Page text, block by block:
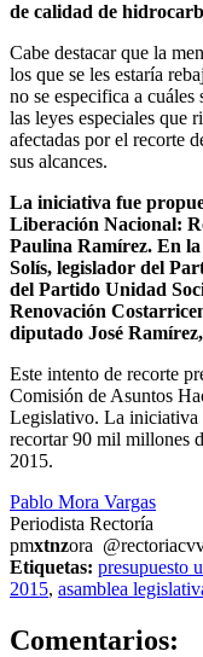
de calidad de
Cabe destacar que la
los que se les estaría
no se especifica a
las leyes especiales que
afectadas por el recorte
sus alcances.
La iniciativa fue
Liberación Nacional:
Paulina Ramírez. En
Solís, legislador del
del Partido Unidad
Renovación
diputado José
Este intento de recorte
Comisión de Asuntos
Legislativo. La iniciativa
recortar 90 mil millones
2015.
Pablo Mora Vargas
Periodista Rectoría
pmxtnzora @rectoria
Etiquetas: presupuesto
2015, asamblea
Comentarios: